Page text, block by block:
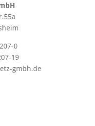
0
19
gmbh.de